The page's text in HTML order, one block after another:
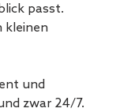
passt.
kleinen
und
zwar 24/7.